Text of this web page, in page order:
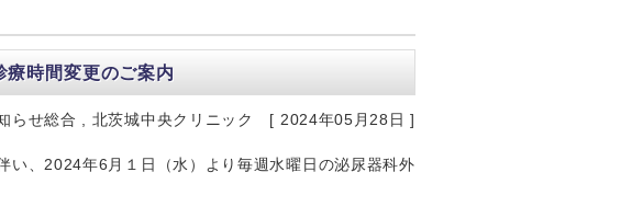
療時間変更のご案内
らせ総合 , 北茨城中央クリニック [ 2024年05月28日 ]
い、2024年6月１日（水）より毎週水曜日の泌尿器科外